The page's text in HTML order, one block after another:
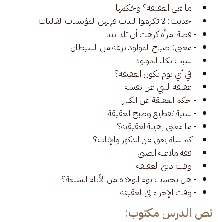
- ما هي العقيقة؟ وحُكمها
- حديث: لا تكرهوا البنات فإنهن المؤنسات الفاليات
- قصة امرأة كرهت أن تلد بنتا
- معنى: صياح المولود نزغة من الشيطان
- سبب بكاء المولود
- في أي يوم تكون العقيقة؟
- عقيقة النبي عن نفسه
- حكم العقيقة عن الكبير
- سنية تقطيع وطبخ العقيقة
- ما معنى رهينة لعقيقته؟
- كم شاة يعق عن الذكور والإناث؟
- فقه ملاعبة الصبي
- وقت ذبح العقيقة
- هل يحسب يوم الولادة من الأيام السبعة؟
- وقت الإجزاء في العقيقة
نص الدرس مكتوب: